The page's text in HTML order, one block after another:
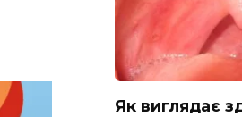
Як виглядає